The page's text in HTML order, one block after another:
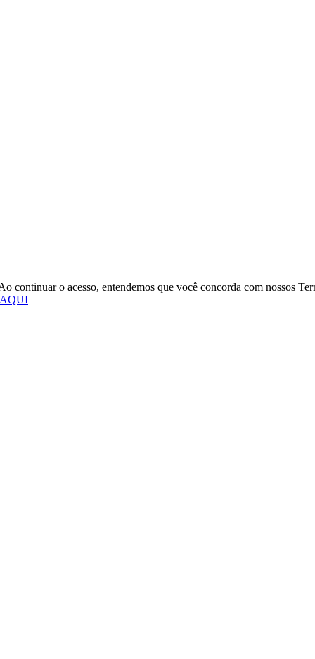
continuar o acesso, entendemos que você concorda com nossos